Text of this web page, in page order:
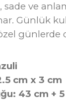
ve
Günlük
günlerde
cm x 3 cm
43 cm +